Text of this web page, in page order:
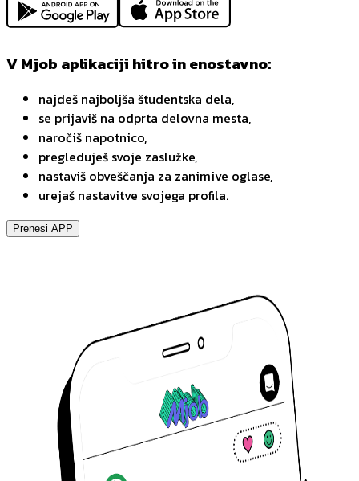
V Mjob aplikaciji hitro in enostavno:
najdeš najboljša študentska dela,
se prijaviš na odprta delovna mesta,
naročiš napotnico,
pregleduješ svoje zaslužke,
nastaviš obveščanja za zanimive oglase,
urejaš nastavitve svojega profila.
Prenesi APP